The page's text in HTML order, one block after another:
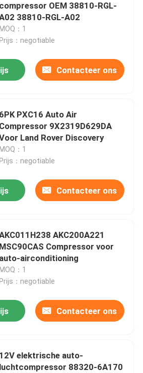
compressor OEM 38810-RGL-
38810-RGL-A02
MOQ：1
Prijs：negotiable
Contacteer ons
6PK PXC16 Auto Air
Compressor 9X2319D629DA
Land Rover Discovery
MOQ：1
Prijs：negotiable
Contacteer ons
AKC200A221
MSC90CAS Compressor voor
auto-airconditioning
MOQ：1
Prijs：negotiable
Contacteer ons
12V elektrische auto-
luchtcompressor 88320-6A170